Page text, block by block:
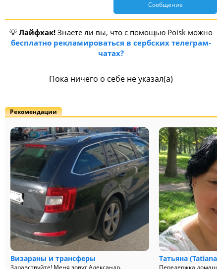
Сообщение
💡 Лайфхак! Знаете ли вы, что с помощью Poisk можно
бесплатно рекламироваться в сербских телеграм-
чатах?
Пока ничего о себе не указал(а)
Рекомендации
Визараны и трансферы
Здравствуйте! Меня зовут Александр.
Татьяна
Передержка